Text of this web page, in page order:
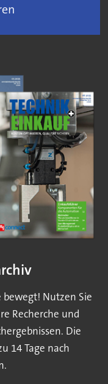
bewegt! Nutzen Sie
Recherche und
Die
14 Tage nach